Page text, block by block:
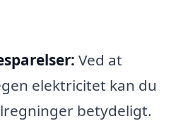
Ved at
elektricitet kan du
betydeligt.